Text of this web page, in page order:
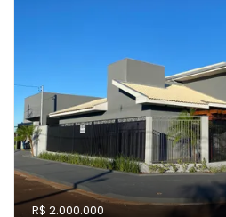
R$ 2.000.000